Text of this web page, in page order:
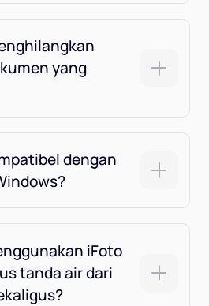
yang
dengan
iFoto
tanda air dari